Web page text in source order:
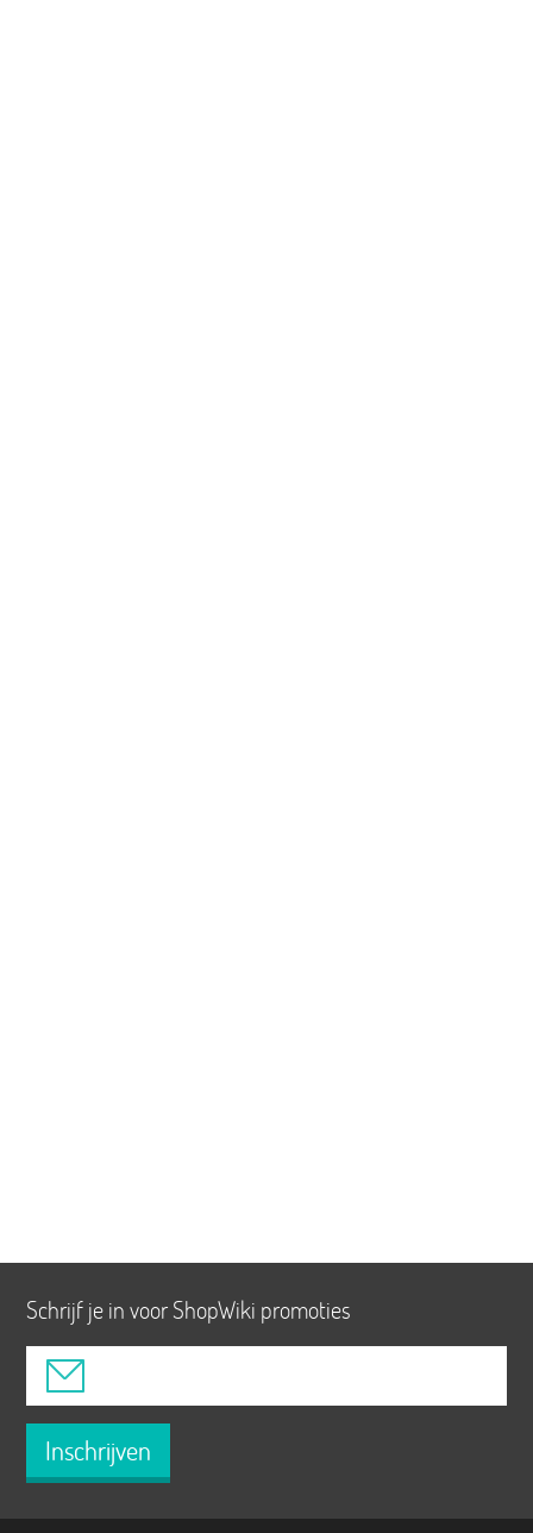
Schrijf je in voor ShopWiki promoties
Inschrijven